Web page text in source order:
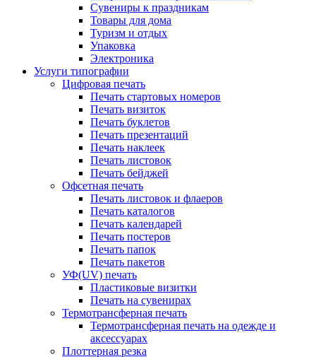
Сувениры к праздникам
Товары для дома
Туризм и отдых
Упаковка
Электроника
Услуги типографии
Цифровая печать
Печать стартовых номеров
Печать визиток
Печать буклетов
Печать презентаций
Печать наклеек
Печать листовок
Печать бейджей
Офсетная печать
Печать листовок и флаеров
Печать каталогов
Печать календарей
Печать постеров
Печать папок
Печать пакетов
УФ(UV) печать
Пластиковые визитки
Печать на сувенирах
Термотрансферная печать
Термотрансферная печать на одежде и
аксессуарах
Плоттерная резка